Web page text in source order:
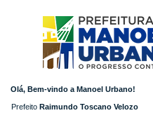
Olá, Bem-vindo a Manoel Urbano!
Prefeito Raimundo Toscano Velozo